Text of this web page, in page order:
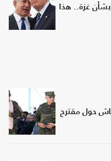
بشأن غزة.. هذا
حول مقترح